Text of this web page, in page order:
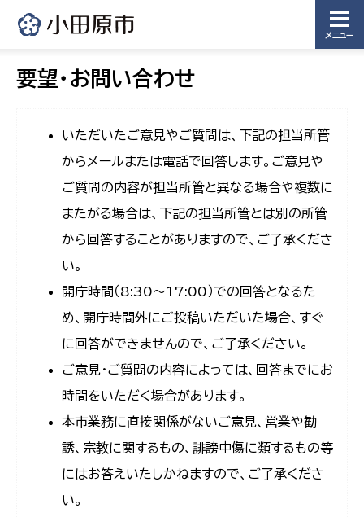
メニュー
要望・お問い合わせ
いただいたご意見やご質問は、下記の担当所管
からメールまたは電話で回答します。ご意見や
ご質問の内容が担当所管と異なる場合や複数に
またがる場合は、下記の担当所管とは別の所管
から回答することがありますので、ご了承くださ
い。
開庁時間（8:30〜17:00）での回答となるた
め、開庁時間外にご投稿いただいた場合、すぐ
に回答ができませんので、ご了承ください。
ご意見・ご質問の内容によっては、回答までにお
時間をいただく場合があります。
本市業務に直接関係がないご意見、営業や勧
誘、宗教に関するもの、誹謗中傷に類するもの等
にはお答えいたしかねますので、ご了承くださ
い。